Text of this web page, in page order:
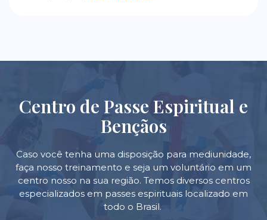
Centro de Passe Espiritual e
Bençãos
Caso você tenha uma disposição para mediunidade,
faça nosso treinamento e seja um voluntário em um
centro nosso na sua região. Temos diversos centros
especializados em passes espirituais localizado em
todo o Brasil.